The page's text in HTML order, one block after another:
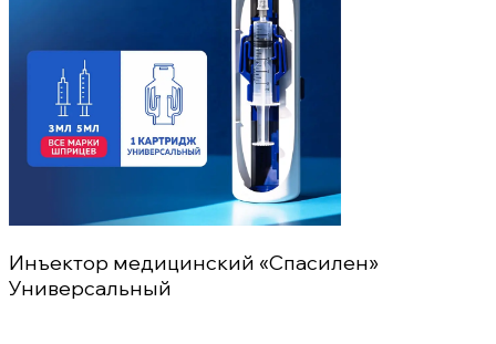
Инъектор медицинский «Спасилен»
Универсальный